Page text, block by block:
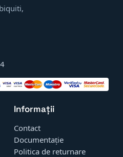
Informații
Contact
Documentație
Politica de returnare